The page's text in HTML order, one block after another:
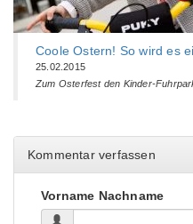
Coole Ostern! So wird es
25.02.2015
Zum Osterfest den Kinder-
Kommentar verfassen
Vorname Nachname